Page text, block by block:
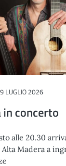
LUGLIO 2026
concerto
alle 20.30
Madera a